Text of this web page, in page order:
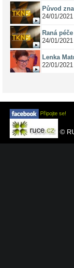
Původ
24/01/
Raná péče
24/01/
Lenka
22/01/
Připojte se!
©